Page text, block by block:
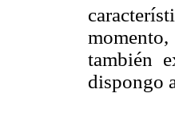
también
dispongo